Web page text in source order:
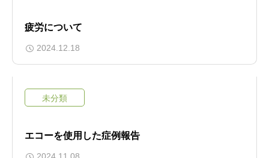
疲労について
2024.12.18
未分類
エコーを使用した症例報告